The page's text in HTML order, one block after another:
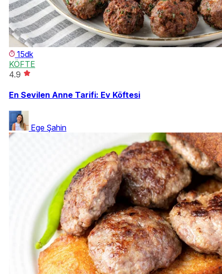
15dk
KÖFTE
4.9
En Sevilen Anne Tarifi: Ev Köftesi
Ege Şahin